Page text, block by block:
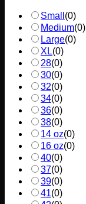
Small (0)
Medium(0)
Large(0)
XL(0)
28(0)
30(0)
32(0)
34(0)
36(0)
38(0)
14 oz(0)
16 oz(0)
40(0)
37(0)
39(0)
41(0)